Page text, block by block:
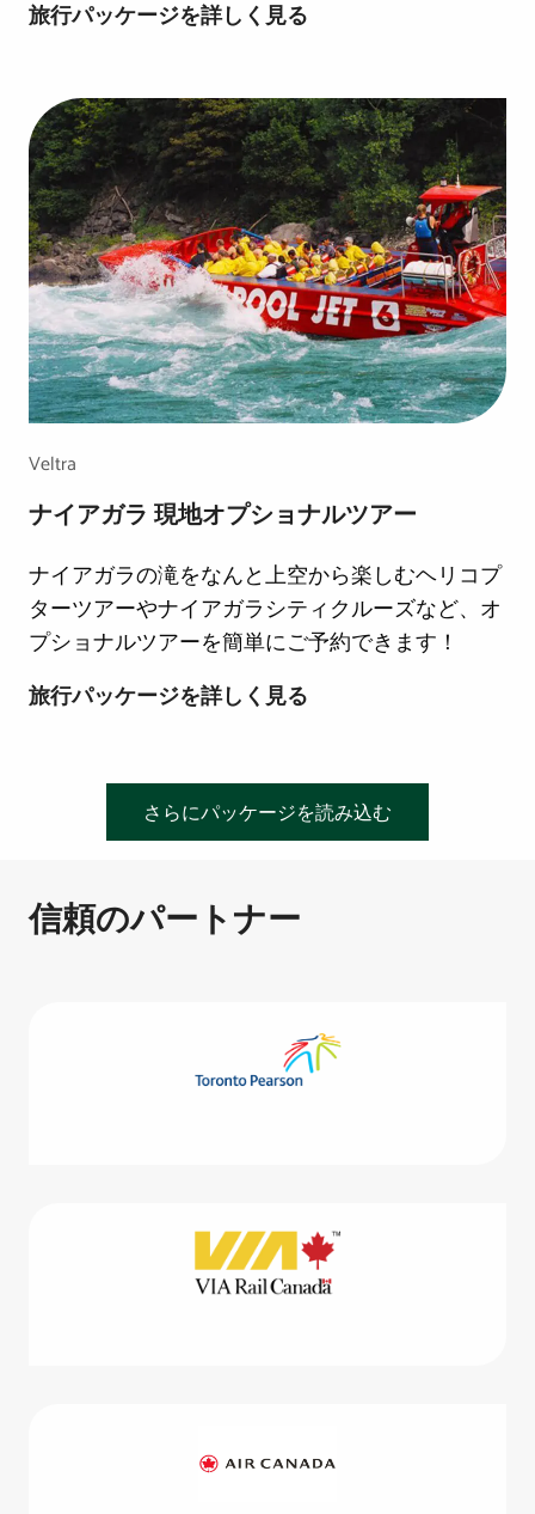
旅行パッケージを詳しく見る
ン
ト
フ
リ
ー
プ
ラ
ン
で
に
ま
ま
Veltra
ナイアガラ 現地オプショナルツアー
ナイアガラの滝をなんと上空から楽しむヘリコプ
ターツアーやナイアガラシティクルーズなど、オ
プショナルツアーを簡単にご予約できます！
旅行パッケージを詳しく見る
ア
ガ
ラ
シ
ョ
ア
ー
さらにパッケージを読み込む
信頼のパートナー